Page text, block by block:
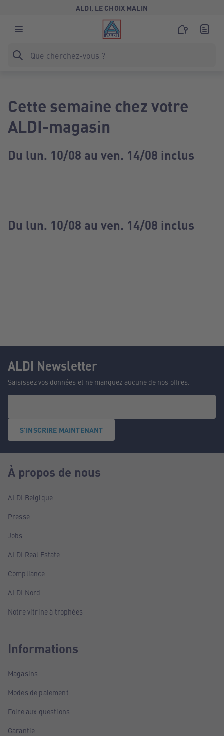
ALDI, LE CHOIX MALIN
Cette semaine chez votre
ALDI-magasin
Du lun. 10/08 au ven. 14/08 inclus
Du lun. 10/08 au ven. 14/08 inclus
ALDI Newsletter
Saisissez vos données et ne manquez aucune de nos offres.
S'INSCRIRE MAINTENANT
À propos de nous
ALDI Belgique
Presse
Jobs
ALDI Real Estate
Compliance
ALDI Nord
Notre vitrine à trophées
Informations
Magasins
Modes de paiement
Foire aux questions
Garantie